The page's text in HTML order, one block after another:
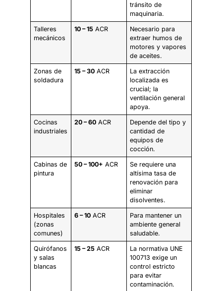
tránsito de
maquinaria.
Talleres
mecánicos
10 – 15 ACR
Necesario para
extraer humos de
motores y vapores
de aceites.
Zonas de
soldadura
15 – 30 ACR
La extracción
localizada es
crucial; la
ventilación general
apoya.
Cocinas
industriales
20 – 60 ACR
Depende del tipo y
cantidad de
equipos de
cocción.
Cabinas de
pintura
50 – 100+ ACR
Se requiere una
altísima tasa de
renovación para
eliminar
disolventes.
Hospitales
(zonas
comunes)
6 – 10 ACR
Para mantener un
ambiente general
saludable.
Quirófanos
y salas
blancas
15 – 25 ACR
La normativa UNE
100713 exige un
control estricto
para evitar
contaminación.